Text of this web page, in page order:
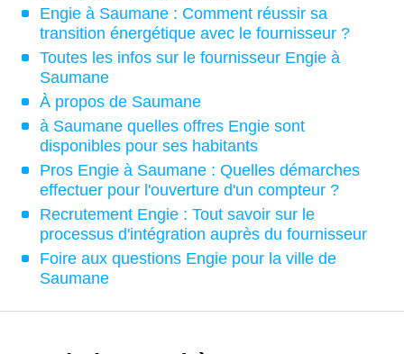
Engie à Saumane : Comment réussir sa
transition énergétique avec le fournisseur ?
Toutes les infos sur le fournisseur Engie à
Saumane
À propos de Saumane
à Saumane quelles offres Engie sont
disponibles pour ses habitants
Pros Engie à Saumane : Quelles démarches
effectuer pour l'ouverture d'un compteur ?
Recrutement Engie : Tout savoir sur le
processus d'intégration auprès du fournisseur
Foire aux questions Engie pour la ville de
Saumane